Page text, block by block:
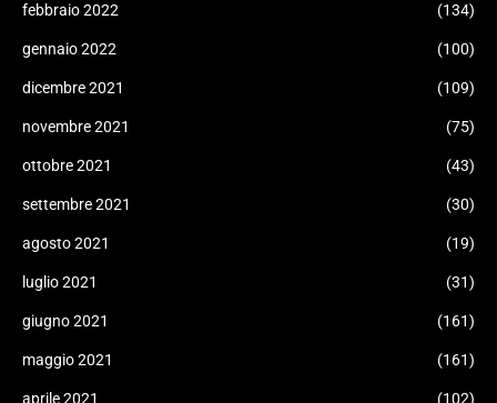
febbraio 2022 (134)
gennaio 2022 (100)
dicembre 2021 (109)
novembre 2021 (75)
ottobre 2021 (43)
settembre 2021 (30)
agosto 2021 (19)
luglio 2021 (31)
giugno 2021 (161)
maggio 2021 (161)
aprile 2021 (102)